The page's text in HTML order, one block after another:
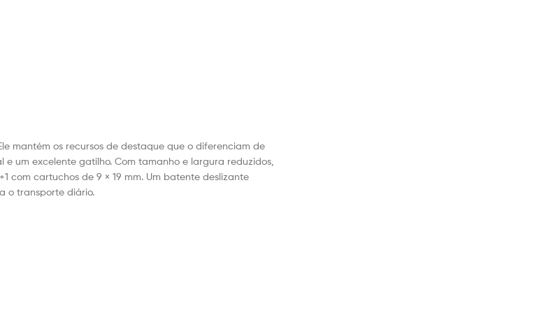
mantém os recursos de destaque que o diferenciam de
e um excelente gatilho. Com tamanho e largura reduzidos,
cartuchos de 9 × 19 mm. Um batente deslizante
o transporte diário.